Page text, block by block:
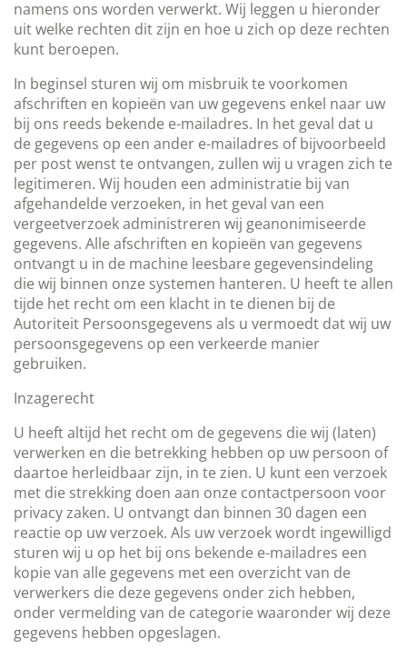
namens ons worden verwerkt. Wij leggen u hieronder
uit welke rechten dit zijn en hoe u zich op deze rechten
kunt beroepen.
In beginsel sturen wij om misbruik te voorkomen
afschriften en kopieën van uw gegevens enkel naar uw
bij ons reeds bekende e-mailadres. In het geval dat u
de gegevens op een ander e-mailadres of bijvoorbeeld
per post wenst te ontvangen, zullen wij u vragen zich te
legitimeren. Wij houden een administratie bij van
afgehandelde verzoeken, in het geval van een
vergeetverzoek administreren wij geanonimiseerde
gegevens. Alle afschriften en kopieën van gegevens
ontvangt u in de machine leesbare gegevensindeling
die wij binnen onze systemen hanteren. U heeft te allen
tijde het recht om een klacht in te dienen bij de
Autoriteit Persoonsgegevens als u vermoedt dat wij uw
persoonsgegevens op een verkeerde manier
gebruiken.
Inzagerecht
U heeft altijd het recht om de gegevens die wij (laten)
verwerken en die betrekking hebben op uw persoon of
daartoe herleidbaar zijn, in te zien. U kunt een verzoek
met die strekking doen aan onze contactpersoon voor
privacy zaken. U ontvangt dan binnen 30 dagen een
reactie op uw verzoek. Als uw verzoek wordt ingewilligd
sturen wij u op het bij ons bekende e-mailadres een
kopie van alle gegevens met een overzicht van de
verwerkers die deze gegevens onder zich hebben,
onder vermelding van de categorie waaronder wij deze
gegevens hebben opgeslagen.